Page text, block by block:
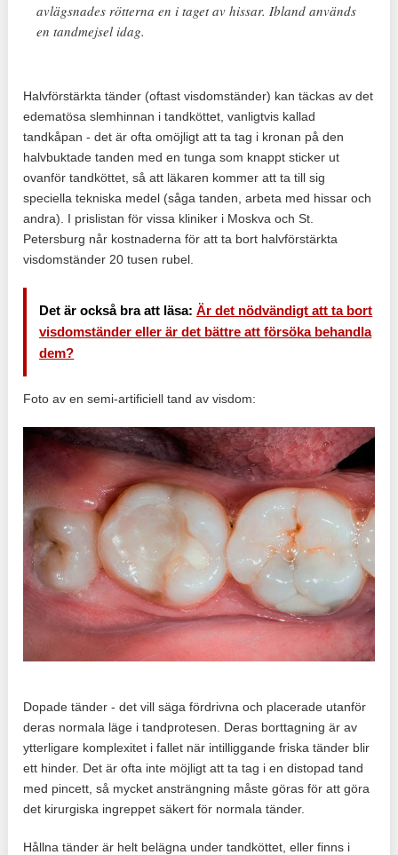
avlägsnades rötterna en i taget av hissar. Ibland används
en tandmejsel idag.
Halvförstärkta tänder (oftast visdomständer) kan täckas av det
edematösa slemhinnan i tandköttet, vanligtvis kallad
tandkåpan - det är ofta omöjligt att ta tag i kronan på den
halvbuktade tanden med en tunga som knappt sticker ut
ovanför tandköttet, så att läkaren kommer att ta till sig
speciella tekniska medel (såga tanden, arbeta med hissar och
andra). I prislistan för vissa kliniker i Moskva och St.
Petersburg når kostnaderna för att ta bort halvförstärkta
visdomständer 20 tusen rubel.
Det är också bra att läsa:Är det nödvändigt att ta bort
visdomständer eller är det bättre att försöka behandla
dem?
Foto av en semi-artificiell tand av visdom:
Dopade tänder - det vill säga fördrivna och placerade utanför
deras normala läge i tandprotesen. Deras borttagning är av
ytterligare komplexitet i fallet när intilliggande friska tänder blir
ett hinder. Det är ofta inte möjligt att ta tag i en distopad tand
med pincett, så mycket ansträngning måste göras för att göra
det kirurgiska ingreppet säkert för normala tänder.
Hållna tänder är helt belägna under tandköttet, eller finns i